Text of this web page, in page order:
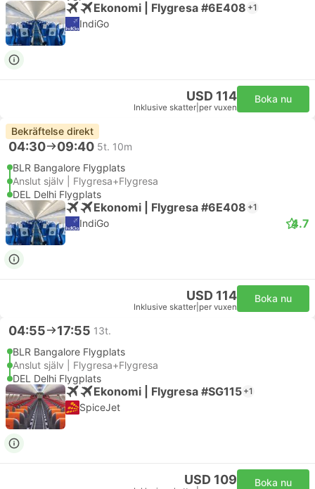
Ekonomi | Flygresa #6E408 +1
IndiGo
USD 114
Inklusive skatter per vuxen
Boka nu
Bekräftelse direkt
04:30 09:40 5t. 10m
BLR Bangalore Flygplats
Anslut själv | Flygresa+Flygresa
DEL Delhi Flygplats
Ekonomi | Flygresa #6E408 +1
IndiGo 4.7
USD 114
Inklusive skatter per vuxen
Boka nu
04:55 17:55 13t.
BLR Bangalore Flygplats
Anslut själv | Flygresa+Flygresa
DEL Delhi Flygplats
Ekonomi | Flygresa #SG115 +1
SpiceJet
USD 109 Boka nu